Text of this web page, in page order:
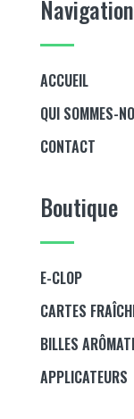
Navigation
ACCUEIL
QUI SOMMES-
CONTACT
Boutique
E-CLOP
CARTES
BILLES
APPLICATEURS